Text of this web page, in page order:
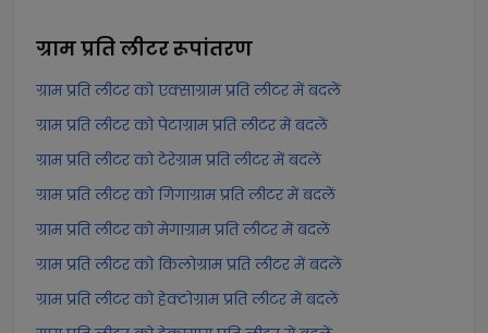
ग्राम प्रति लीटररूपांतरण
ग्राम प्रति लीटर को एक्साग्राम प्रति लीटर में बदलें
ग्राम प्रति लीटर को पेटाग्राम प्रति लीटर में बदलें
ग्राम प्रति लीटर को टेरेग्राम प्रति लीटर में बदलें
ग्राम प्रति लीटर को गिगाग्राम प्रति लीटर में बदलें
ग्राम प्रति लीटर को मेगाग्राम प्रति लीटर में बदलें
ग्राम प्रति लीटर को किलोग्राम प्रति लीटर में बदलें
ग्राम प्रति लीटर को हेक्टोग्राम प्रति लीटर में बदलें